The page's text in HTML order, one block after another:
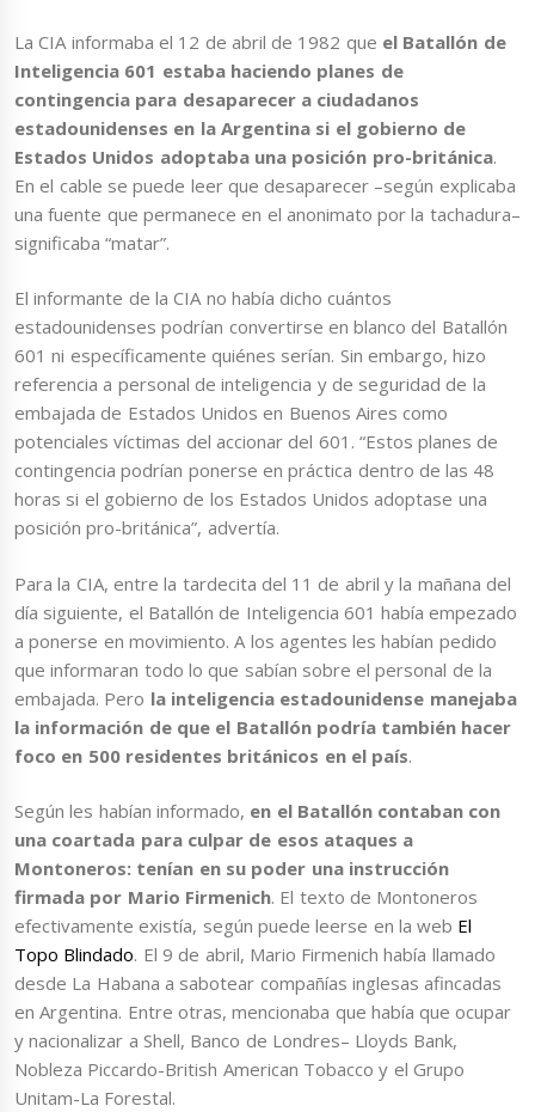
La CIA informaba el 12 de abril de 1982 que el Batallón de
Inteligencia 601 estaba haciendo planes de
contingencia para desaparecer a ciudadanos
estadounidenses en la Argentina si el gobierno de
Estados Unidos adoptaba una posición pro-británica.
En el cable se puede leer que desaparecer –según explicaba
una fuente que permanece en el anonimato por la tachadura–
significaba “matar”.
El informante de la CIA no había dicho cuántos
estadounidenses podrían convertirse en blanco del Batallón
601 ni específicamente quiénes serían. Sin embargo, hizo
referencia a personal de inteligencia y de seguridad de la
embajada de Estados Unidos en Buenos Aires como
potenciales víctimas del accionar del 601. “Estos planes de
contingencia podrían ponerse en práctica dentro de las 48
horas si el gobierno de los Estados Unidos adoptase una
posición pro-británica”, advertía.
Para la CIA, entre la tardecita del 11 de abril y la mañana del
día siguiente, el Batallón de Inteligencia 601 había empezado
a ponerse en movimiento. A los agentes les habían pedido
que informaran todo lo que sabían sobre el personal de la
embajada. Pero la inteligencia estadounidense manejaba
la información de que el Batallón podría también hacer
foco en 500 residentes británicos en el país.
Según les habían informado, en el Batallón contaban con
una coartada para culpar de esos ataques a
Montoneros: tenían en su poder una instrucción
firmada por Mario Firmenich. El texto de Montoneros
efectivamente existía, según puede leerse en la web El
Topo Blindado. El 9 de abril, Mario Firmenich había llamado
desde La Habana a sabotear compañías inglesas afincadas
en Argentina. Entre otras, mencionaba que había que ocupar
y nacionalizar a Shell, Banco de Londres– Lloyds Bank,
Nobleza Piccardo-British American Tobacco y el Grupo
Unitam-La Forestal.